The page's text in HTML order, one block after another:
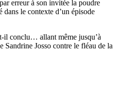
erreur à son invitée la poudre
dans le contexte d’un épisode
il conclu… allant même jusqu’à
Sandrine Josso contre le fléau de la